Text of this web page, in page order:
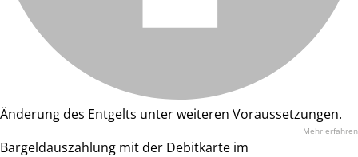
Änderung des Entgelts unter weiteren Voraussetzungen.
Mehr erfahren
Bargeldauszahlung mit der Debitkarte im